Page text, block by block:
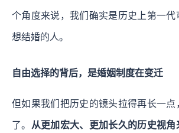
个角度来说，我们确实是历史上第一
想结婚的人。
自由选择的背后，是婚姻制度在变迁
但如果我们把历史的镜头拉得再长一
了。 从更加宏大、更加长久的历史视